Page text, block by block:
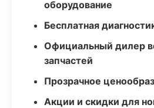
оборудование
Бесплатная
Официальный дилер
запчастей
Прозрачное
Акции и скидки для